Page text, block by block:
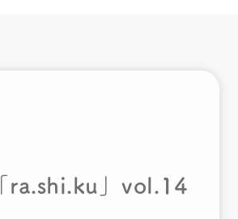
ra.shi.ku」vol.14